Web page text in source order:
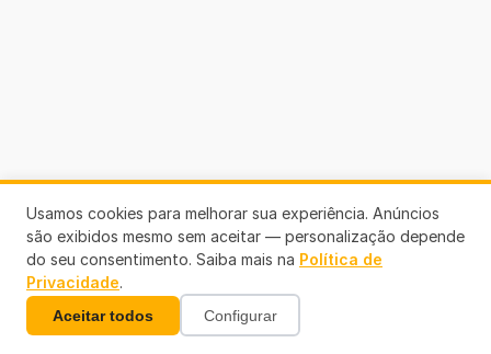
Usamos cookies para melhorar sua experiência. Anúncios
são exibidos mesmo sem aceitar — personalização depende
do seu consentimento. Saiba mais na Política de
Privacidade.
Aceitar todos Configurar